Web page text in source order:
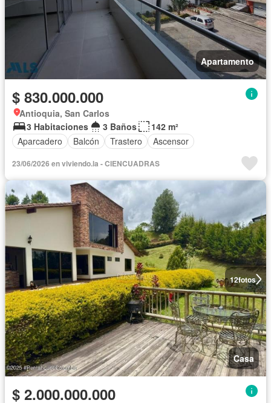
Apartamento
$ 830.000.000
Antioquia, San Carlos
3 Habitaciones
3 Baños
142 m²
Aparcadero
Balcón Trastero Ascensor
23/06/2026 en viviendo.la - CIENCUADRAS
12fotos
Casa
$ 2.000.000.000